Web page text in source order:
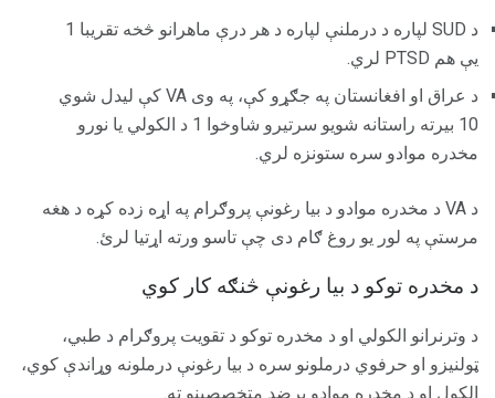
د SUD لپاره د درملنې لپاره د هر درې ماهرانو څخه تقریبا 1
یې هم PTSD لري.
د عراق او افغانستان په جګړو کې، په وی VA کې لیدل شوي
10 بیرته راستانه شویو سرتیرو شاوخوا 1 د الکولي یا نورو
مخدره موادو سره ستونزه لري.
د VA د مخدره موادو د بیا رغونې پروګرام په اړه زده کړه د هغه
مرستې په لور یو روغ ګام دی چې تاسو ورته اړتیا لرئ.
د مخدره توکو د بیا رغونې څنګه کار کوي
د وترنرانو الکولي او د مخدره توکو د تقویت پروګرام د طبي،
ټولنیزو او حرفوي درملونو سره د بیا رغونې درملونه وړاندې کوي،
الکول او د مخدره موادو پرضد متخصصینو ته.